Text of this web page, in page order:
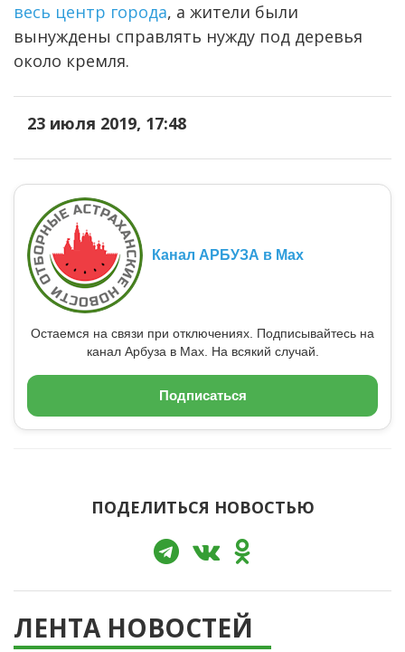
весь центр города, а жители были
вынуждены справлять нужду под деревья
около кремля.
23 июля 2019, 17:48
Канал АРБУЗА в Max
Остаемся на связи при отключениях. Подписывайтесь на
канал Арбуза в Max. На всякий случай.
Подписаться
ПОДЕЛИТЬСЯ НОВОСТЬЮ
ЛЕНТА НОВОСТЕЙ